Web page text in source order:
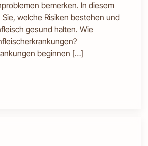
bemerken. In diesem
welche Risiken bestehen und
gesund halten. Wie
beginnen […]